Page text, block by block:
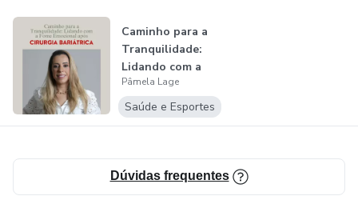
Caminho para a
Tranquilidade:
Lidando com a
Fome Emocional a...
Pâmela Lage
Saúde e Esportes
Dúvidas frequentes